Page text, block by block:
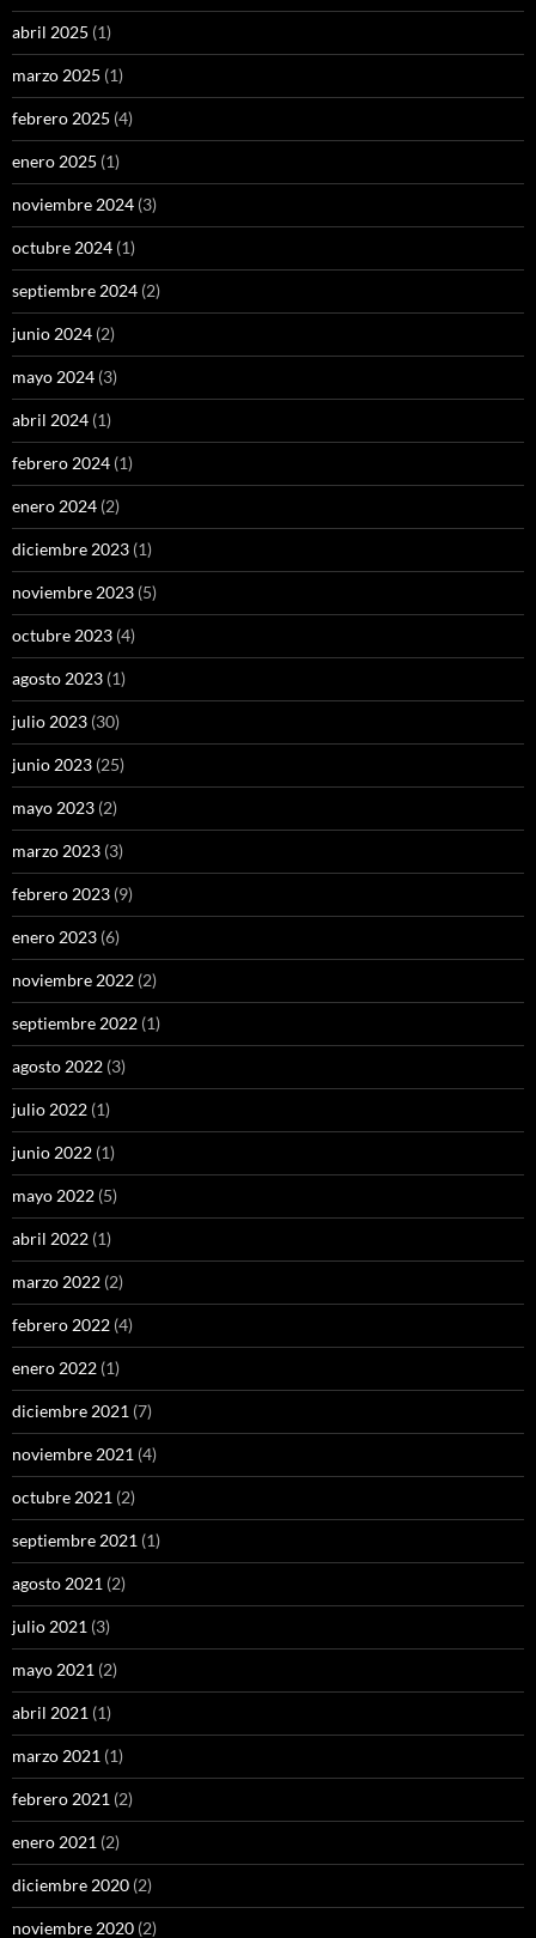
abril 2025 (1)
marzo 2025 (1)
febrero 2025 (4)
enero 2025 (1)
noviembre 2024 (3)
octubre 2024 (1)
septiembre 2024 (2)
junio 2024 (2)
mayo 2024 (3)
abril 2024 (1)
febrero 2024 (1)
enero 2024 (2)
diciembre 2023 (1)
noviembre 2023 (5)
octubre 2023 (4)
agosto 2023 (1)
julio 2023 (30)
junio 2023 (25)
mayo 2023 (2)
marzo 2023 (3)
febrero 2023 (9)
enero 2023 (6)
noviembre 2022 (2)
septiembre 2022 (1)
agosto 2022 (3)
julio 2022 (1)
junio 2022 (1)
mayo 2022 (5)
abril 2022 (1)
marzo 2022 (2)
febrero 2022 (4)
enero 2022 (1)
diciembre 2021 (7)
noviembre 2021 (4)
octubre 2021 (2)
septiembre 2021 (1)
agosto 2021 (2)
julio 2021 (3)
mayo 2021 (2)
abril 2021 (1)
marzo 2021 (1)
febrero 2021 (2)
enero 2021 (2)
diciembre 2020 (2)
noviembre 2020 (2)